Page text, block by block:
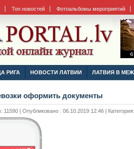
Топ новостей Фотоальбомы мероприятий
РИГА НОВОСТИ ЛАТВИИ ЛАТВИЯ В
оформить документы
11590 | Опубликовано : 06.10.2019 12:46 | Категория: